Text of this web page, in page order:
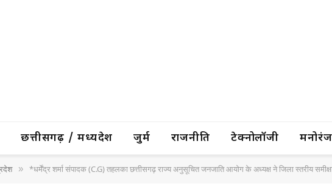
छत्तीसगढ़ / मध्यप्रदेश जुर्म राजनीति टेक्नोलॉजी
» *धर्मेंद्र शर्मा संपादक (C.G) तहलका छत्तीसगढ़ राज्य अनुसूचित जनजाति आयोग के अध्यक्ष ने जिला स्तरीय